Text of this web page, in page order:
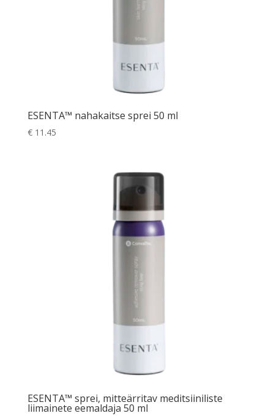
ESENTA™ nahakaitse sprei 50 ml
€11.45
ESENTA™ sprei, mitteärritav meditsiiniliste
liimainete eemaldaja 50 ml